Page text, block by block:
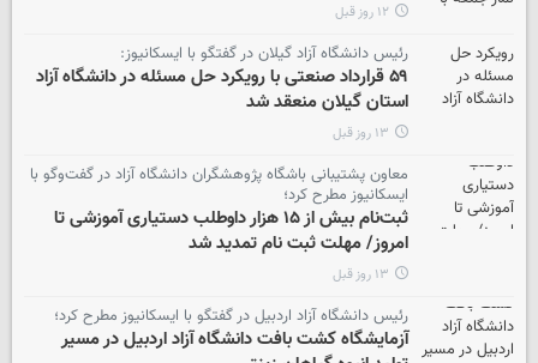
۱۲ روز قبل
رئیس دانشگاه آزاد گیلان در گفتگو با ایسکانیوز:
۵۹ قرارداد صنعتی با رویکرد حل مسئله در دانشگاه آزاد
استان گیلان منعقد شد
۱۳ روز قبل
معاون پشتیبانی باشگاه پژوهشگران دانشگاه آزاد در گفت‌وگو با
ایسکانیوز مطرح کرد؛
ثبت‌نام بیش از ۱۵ هزار داوطلب دستیاری آموزشی تا
امروز/ مهلت ثبت نام تمدید شد
۱۳ روز قبل
رئیس دانشگاه آزاد اردبیل در گفتگو با ایسکانیوز مطرح کرد؛
آزمایشگاه کشت بافت دانشگاه آزاد اردبیل در مسیر